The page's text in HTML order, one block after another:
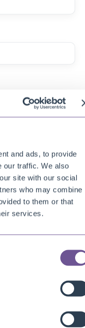
and ads, to provide
our traffic. We also
site with our social
who may combine
to them or that
services.